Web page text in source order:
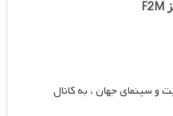
و سینمای جهان ، به کانال